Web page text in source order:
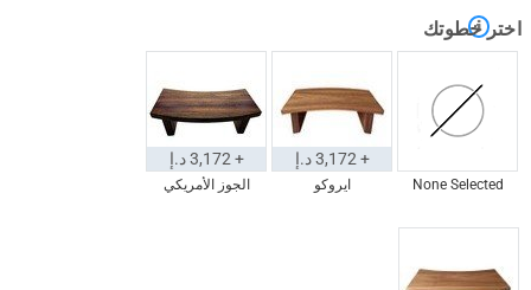
اختر خطوتك
None Selected ايروكو
+ 3,172 د.إ
الجوز الأمريكي
+ 3,172 د.إ